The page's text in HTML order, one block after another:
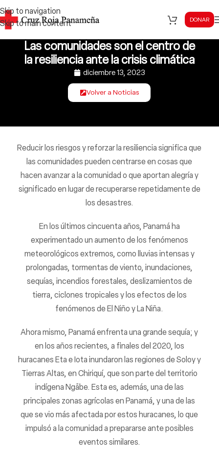
Skip to navigation
Skip to main content
DONAR
Las comunidades son el centro de
la resiliencia ante la crisis climática
diciembre 13, 2023
Volver a Noticias
Reducir los riesgos y reforzar la resiliencia significa que
las comunidades pueden centrarse en cosas que
hacen avanzar a la comunidad o que aportan alegría y
significado en lugar de recuperarse repetidamente de
los desastres.
En los últimos cincuenta años, Panamá ha
experimentado un aumento de los fenómenos
meteorológicos extremos, como lluvias intensas y
prolongadas, tormentas de viento, inundaciones,
sequías, incendios forestales, deslizamientos de
tierra, ciclones tropicales y los efectos de los
fenómenos de El Niño y La Niña.
Ahora mismo, Panamá enfrenta una grande sequía; y
en los años recientes, a finales del 2020, los
huracanes Eta e Iota inundaron las regiones de Soloy y
Tierras Altas, en Chiriquí, que son parte del territorio
indígena Ngäbe. Esta es, además, una de las
principales zonas agrícolas en Panamá, y una de las
que se vio más afectada por estos huracanes, lo que
impulsó a la comunidad a prepararse ante posibles
eventos similares.